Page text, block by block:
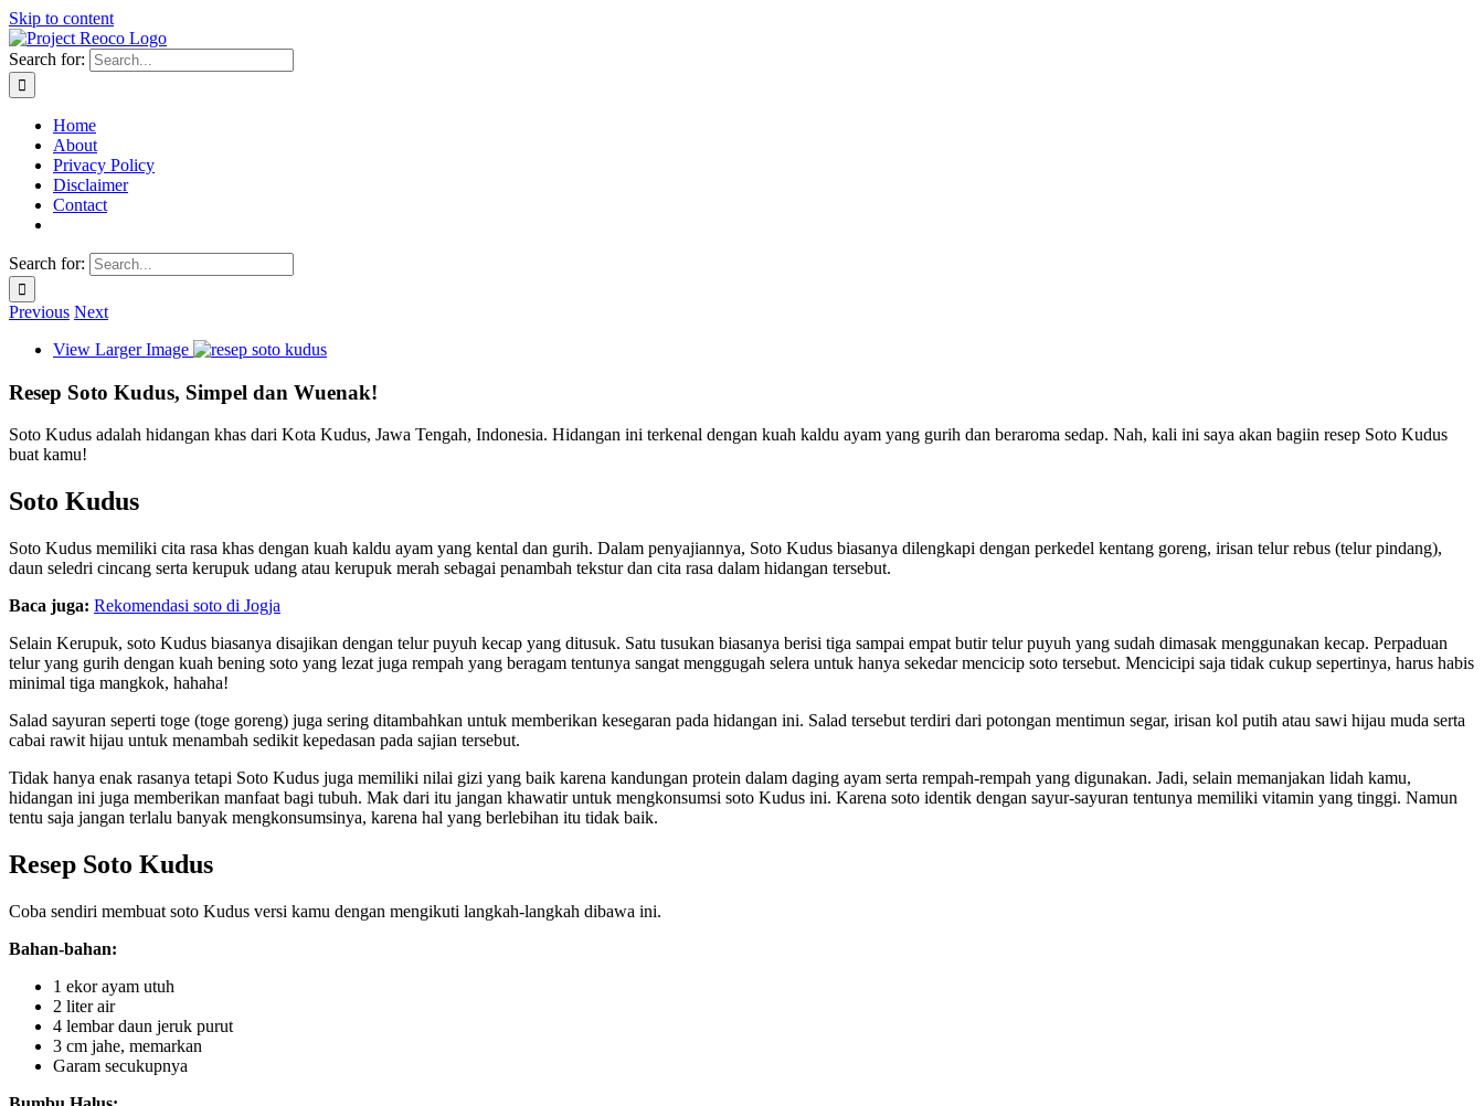
Skip to content
Search for:
Home
About
Privacy Policy
Disclaimer
Contact
Search for:
Previous Next
View Larger Image
Resep Soto Kudus, Simpel dan Wuenak!
Soto Kudus adalah hidangan khas dari Kota Kudus, Jawa Tengah, Indonesia. Hidangan ini terkenal dengan kuah kaldu ayam yang gurih dan beraroma sedap. Nah, kali ini saya akan bagiin resep Soto Kudus
buat kamu!
Soto Kudus
Soto Kudus memiliki cita rasa khas dengan kuah kaldu ayam yang kental dan gurih. Dalam penyajiannya, Soto Kudus biasanya dilengkapi dengan perkedel kentang goreng, irisan telur rebus (telur pindang),
daun seledri cincang serta kerupuk udang atau kerupuk merah sebagai penambah tekstur dan cita rasa dalam hidangan tersebut.
Baca juga: Rekomendasi soto di Jogja
Selain Kerupuk, soto Kudus biasanya disajikan dengan telur puyuh kecap yang ditusuk. Satu tusukan biasanya berisi tiga sampai empat butir telur puyuh yang sudah dimasak menggunakan kecap. Perpaduan
telur yang gurih dengan kuah bening soto yang lezat juga rempah yang beragam tentunya sangat menggugah selera untuk hanya sekedar mencicip soto tersebut. Mencicipi saja tidak cukup sepertinya, harus habis
minimal tiga mangkok, hahaha!
Salad sayuran seperti toge (toge goreng) juga sering ditambahkan untuk memberikan kesegaran pada hidangan ini. Salad tersebut terdiri dari potongan mentimun segar, irisan kol putih atau sawi hijau muda serta
cabai rawit hijau untuk menambah sedikit kepedasan pada sajian tersebut.
Tidak hanya enak rasanya tetapi Soto Kudus juga memiliki nilai gizi yang baik karena kandungan protein dalam daging ayam serta rempah-rempah yang digunakan. Jadi, selain memanjakan lidah kamu,
hidangan ini juga memberikan manfaat bagi tubuh. Mak dari itu jangan khawatir untuk mengkonsumsi soto Kudus ini. Karena soto identik dengan sayur-sayuran tentunya memiliki vitamin yang tinggi. Namun
tentu saja jangan terlalu banyak mengkonsumsinya, karena hal yang berlebihan itu tidak baik.
Resep Soto Kudus
Coba sendiri membuat soto Kudus versi kamu dengan mengikuti langkah-langkah dibawa ini.
Bahan-bahan:
1 ekor ayam utuh
2 liter air
4 lembar daun jeruk purut
3 cm jahe, memarkan
Garam secukupnya